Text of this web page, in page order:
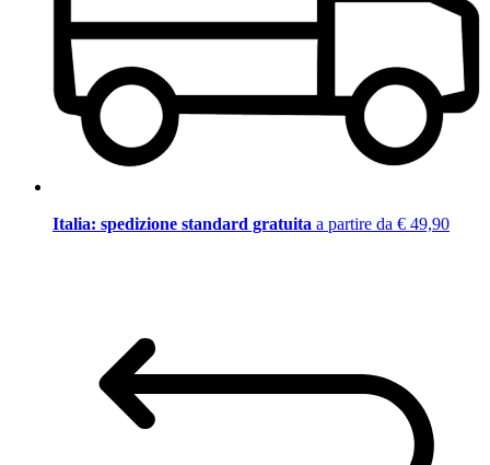
Italia: spedizione standard gratuita a partire da € 49,90